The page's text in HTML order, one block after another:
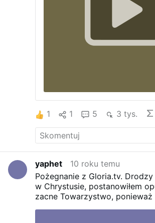
1 1 5 3 tys.
yaphet
10 roku temu
Pożegnanie z Gloria.tv. Drodzy
w Chrystusie, postanowiłem
zacne Towarzystwo, ponieważ
pomówień i pyskówek. Ja niżej